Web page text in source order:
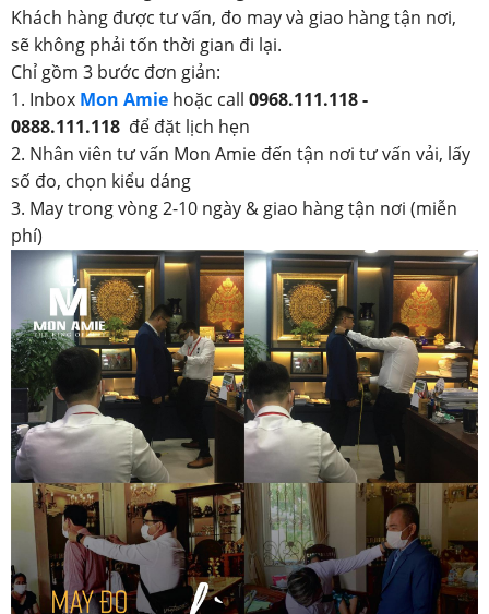
Khách hàng được tư vấn, đo may và giao hàng tận nơi,
sẽ không phải tốn thời gian đi lại.
Chỉ gồm 3 bước đơn giản:
1. Inbox Mon Amie hoặc call 0968.111.118 -
0888.111.118 để đặt lịch hẹn
2. Nhân viên tư vấn Mon Amie đến tận nơi tư vấn vải, lấy
số đo, chọn kiểu dáng
3. May trong vòng 2-10 ngày & giao hàng tận nơi (miễn
phí)